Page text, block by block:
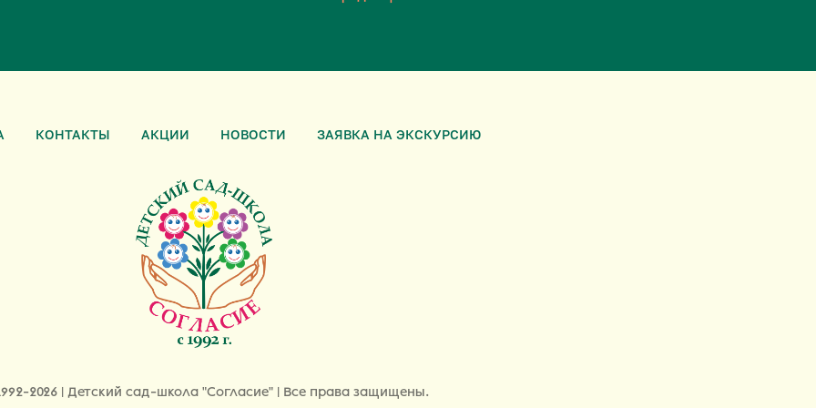
КОНТАКТЫ АКЦИИ НОВОСТИ ЗАЯВКА НА ЭКСКУРСИЮ
2026 | Детский сад-школа "Согласие" | Все права защищены.